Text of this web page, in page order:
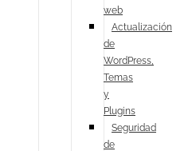
web
Actualización
de
WordPress,
Temas
y
Plugins
Seguridad
de